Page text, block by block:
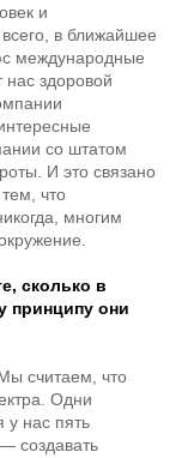
и
в ближайшее
международные
здоровой
со штатом
И это связано
что
многим
сколько в
принципу они
считаем, что
Одни
у нас пять
создавать